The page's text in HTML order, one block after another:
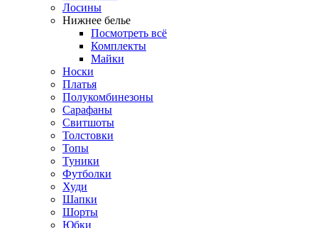
Лосины
Нижнее белье
Посмотреть всё
Комплекты
Майки
Носки
Платья
Полукомбинезоны
Сарафаны
Свитшоты
Толстовки
Топы
Туники
Футболки
Худи
Шапки
Шорты
Юбки